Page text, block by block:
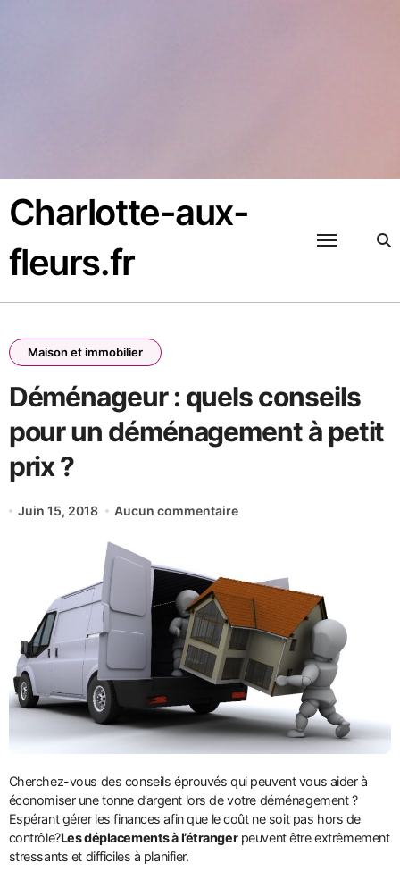
Charlotte-aux-
fleurs.fr
Maison et immobilier
Déménageur : quels conseils
pour un déménagement à petit
prix ?
Juin 15, 2018 Aucun commentaire
Cherchez-vous des conseils éprouvés qui peuvent vous aider à
économiser une tonne d’argent lors de votre déménagement ?
Espérant gérer les finances afin que le coût ne soit pas hors de
contrôle?Les déplacements à l’étrangerpeuvent être extrêmement
stressants et difficiles à planifier.